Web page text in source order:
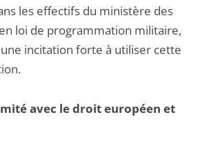
les effectifs du ministère des
loi de programmation militaire,
incitation forte à utiliser cette
avec le droit européen et